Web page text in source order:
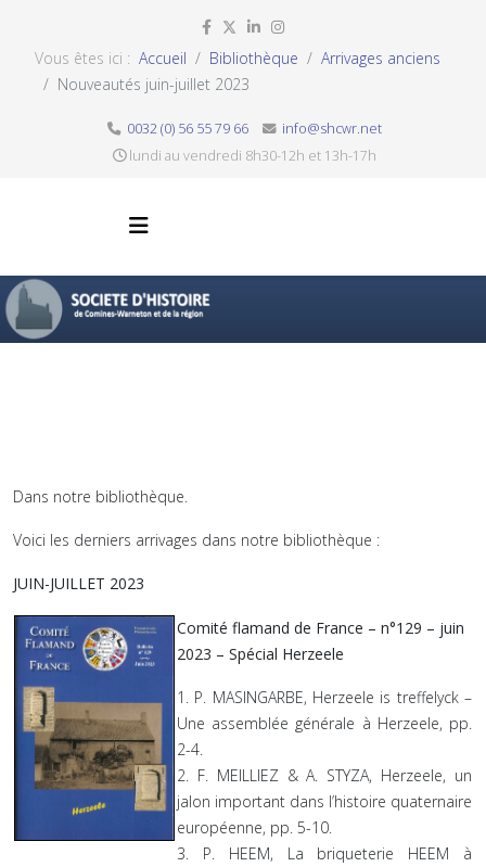
Vous êtes ici : Accueil Bibliothèque
Arrivages anciens
Nouveautés juin-juillet 2023
0032 (0) 56 55 79 66
info@shcwr.net
lundi au vendredi 8h30-12h et 13h-17h
Dans notre bibliothèque.
Voici les derniers arrivages dans notre bibliothèque :
JUIN-JUILLET 2023
Comité flamand de France – n°129 – juin
2023 – Spécial Herzeele
1. P. MASINGARBE, Herzeele is treffelyck –
Une assemblée générale à Herzeele, pp.
2-4.
2. F. MEILLIEZ & A. STYZA, Herzeele, un
jalon important dans l’histoire quaternaire
européenne, pp. 5-10.
3. P. HEEM, La briqueterie HEEM à